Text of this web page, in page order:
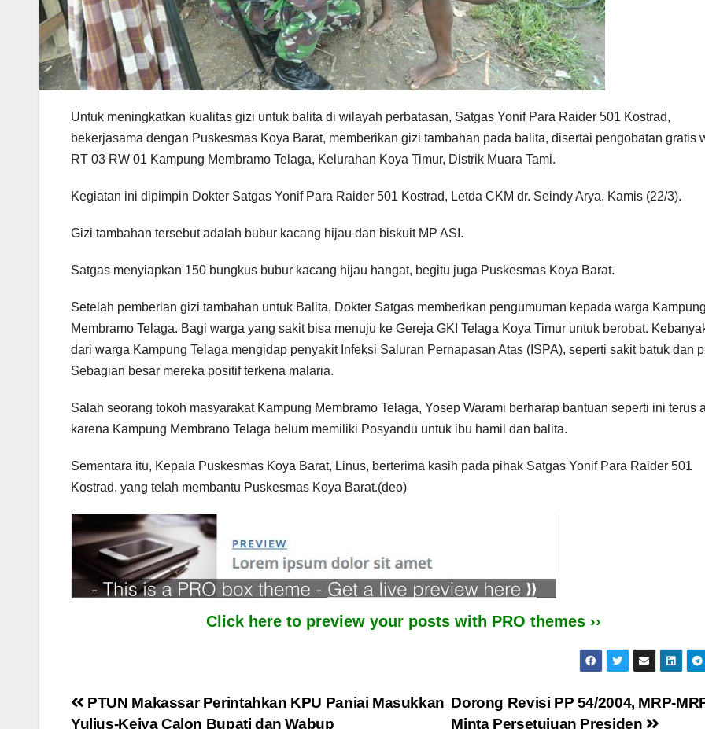
Untuk meningkatkan kualitas gizi untuk balita di wilayah perbatasan, Satgas Yonif Para Raider 501 Kostrad,
bekerjasama dengan Puskesmas Koya Barat, memberikan gizi tambahan pada balita, disertai pengobatan gratis
RT 03 RW 01 Kampung Membramo Telaga, Kelurahan Koya Timur, Distrik Muara Tami.
Kegiatan ini dipimpin Dokter Satgas Yonif Para Raider 501 Kostrad, Letda CKM dr. Seindy Arya, Kamis (22/3).
Gizi tambahan tersebut adalah bubur kacang hijau dan biskuit MP ASI.
Satgas menyiapkan 150 bungkus bubur kacang hijau hangat, begitu juga Puskesmas Koya Barat.
Setelah pemberian gizi tambahan untuk Balita, Dokter Satgas memberikan pengumuman kepada warga Kampung
Membramo Telaga. Bagi warga yang sakit bisa menuju ke Gereja GKI Telaga Koya Timur untuk berobat.
dari warga Kampung Telaga mengidap penyakit Infeksi Saluran Pernapasan Atas (ISPA), seperti sakit batuk dan
Sebagian besar mereka positif terkena malaria.
Salah seorang tokoh masyarakat Kampung Membramo Telaga, Yosep Warami berharap bantuan seperti ini terus
karena Kampung Membrano Telaga belum memiliki Posyandu untuk ibu hamil dan balita.
Sementara itu, Kepala Puskesmas Koya Barat, Linus, berterima kasih pada pihak Satgas Yonif Para Raider 501
Kostrad, yang telah membantu Puskesmas Koya Barat.(deo)
Click here to preview your posts with PRO themes ››
Post
Dorong Revisi PP 54/2004, MRP-
Minta Persetujuan Presiden
PTUN Makassar Perintahkan KPU Paniai Masukkan
Yulius-Keiya Calon Bupati dan Wabup